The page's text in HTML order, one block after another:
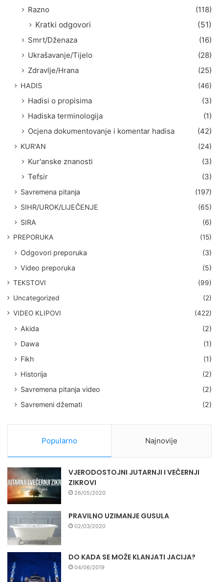
Razno
(118)
Kratki odgovori
(51)
Smrt/Dženaza
(16)
Ukrašavanje/Tijelo
(28)
Zdravlje/Hrana
(25)
HADIS (46)
Hadisi o propisima
(3)
Hadiska terminologija
(1)
Ocjena dokumentovanje i komentar hadisa
(42)
KUR'AN (24)
Kur'anske znanosti
(3)
Tefsir
(3)
Savremena pitanja
(197)
SIHR/UROK/LIJEČENJE
(65)
SIRA
(6)
PREPORUKA (15)
Odgovori preporuka
(3)
Video preporuka
(5)
TEKSTOVI
(99)
Uncategorized
(2)
VIDEO KLIPOVI
(422)
Akida
(2)
Dawa
(1)
Fikh
(1)
Historija
(2)
Savremena pitanja video
(2)
Savremeni džemati
(2)
Popularno Najnovije
VJERODOSTOJNI JUTARNJI I VEČERNJI
ZIKROVI
26/05/2020
PRAVILNO UZIMANJE GUSULA
02/03/2020
DO KADA SE MOŽE KLANJATI JACIJA?
04/06/2019